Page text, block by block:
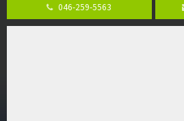
リビングダイニング部分の床暖房完備 車並列
046-259-5563